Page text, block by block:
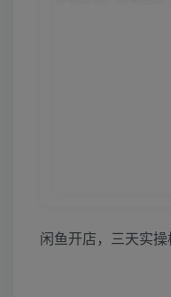
闲鱼开店，三天实